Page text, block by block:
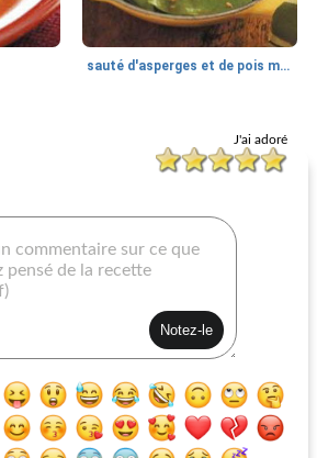
sauté d'asperges et de pois mange-tout
vinaigrette aux asperges
J'ai adoré